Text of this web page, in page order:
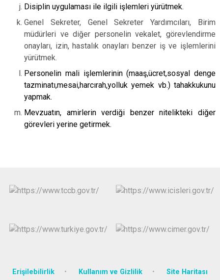
Disiplin uygulaması ile ilgili işlemleri yürütmek.
Genel Sekreter, Genel Sekreter Yardımcıları, Birim
müdürleri ve diğer personelin vekalet, görevlendirme
onayları, izin, hastalık onayları benzer iş ve işlemlerini
yürütmek.
Personelin mali işlemlerinin (maaş,ücret,sosyal denge
tazminatı,mesai,harcırah,yolluk yemek vb.) tahakkukunu
yapmak.
Mevzuatın, amirlerin verdiği benzer nitelikteki diğer
görevleri yerine getirmek.
Erişilebilirlik Kullanım ve Gizlilik Site Haritası